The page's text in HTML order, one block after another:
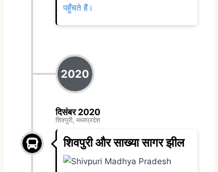
पहुँचते हैं।
2020
दिसंबर 2020
शिवपुरी, मध्यप्रदेश
शिवपुरी और साख्या सागर झील